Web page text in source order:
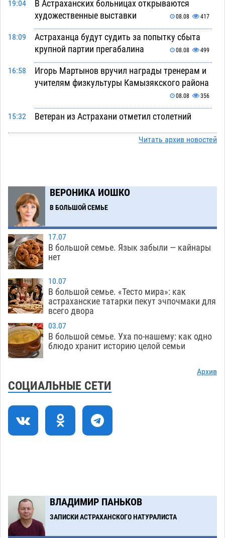
19:04
В Астраханских больницах открываются
художественные выставки
08.08 417
18:09
Астраханца будут судить за попытку сбыта
крупной партии прегабалина
08.08 499
16:58
Игорь Мартынов вручил награды тренерам и
учителям физкультуры Камызякского района
08.08 356
15:32
Ветеран из Астрахани отметил столетний
перехода, попал под колеса авто в Астрахани
12:02
Астраханский следком помог подростку
получить зарплату за честный труд
442
гандболисты крупно проиграли пермякам
08.08 411
09:00
Лидеры чеченской диаспоры в Астрахани
осудили выходку молодого лихача с улицы
Никольской
08.08
Завтра астраханцы проведут день в режиме
17:09
Астраханский котлован с мусором угрожает
плодородию Харабалинского района
07.08 652
Загрузить еще
Читать архив новостей
ВЕРОНИКА ИОШКО
В БОЛЬШОЙ СЕМЬЕ
17.07
В большой семье. Язык забыли — кайнары
нет
10.07
В большой семье. «Тесто мира»: как
астраханские татарки пекут эчпочмаки для
всего двора
03.07
В большой семье. Уха по-нашему: как одно
блюдо хранит историю целой семьи
Архив
СОЦИАЛЬНЫЕ СЕТИ
ВЛАДИМИР ПАНЬКОВ
ЗАПИСКИ АСТРАХАНСКОГО НАТУРАЛИСТА